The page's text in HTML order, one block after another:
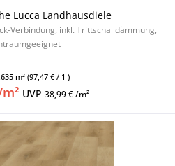
Lucca Landhausdiele
Verbindung, inkl. Trittschalldämmung,
m² (97,47 € / 1 )
UVP38,99 € /m²